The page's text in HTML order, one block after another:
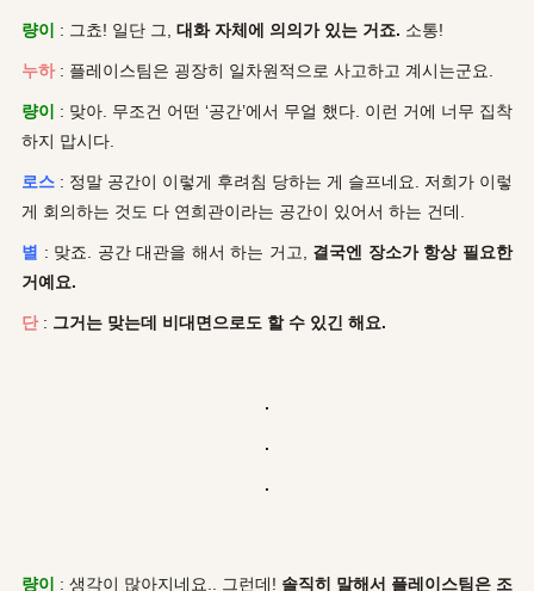
량이 : 그쵸! 일단 그, 대화 자체에 의의가 있는 거죠. 소통!
누하 : 플레이스팀은 굉장히 일차원적으로 사고하고 계시는군요.
량이 : 맞아. 무조건 어떤 ‘공간’에서 무얼 했다. 이런 거에 너무 집착
하지 맙시다.
로스 : 정말 공간이 이렇게 후려침 당하는 게 슬프네요. 저희가 이렇
게 회의하는 것도 다 연희관이라는 공간이 있어서 하는 건데.
별 : 맞죠. 공간 대관을 해서 하는 거고,
결국엔 장소가 항상 필요한
거예요.
단: 그거는 맞는데 비대면으로도 할 수 있긴 해요.
.
.
.
량이 : 생각이 많아지네요.. 그런데! 솔직히 말해서 플레이스팀은 조